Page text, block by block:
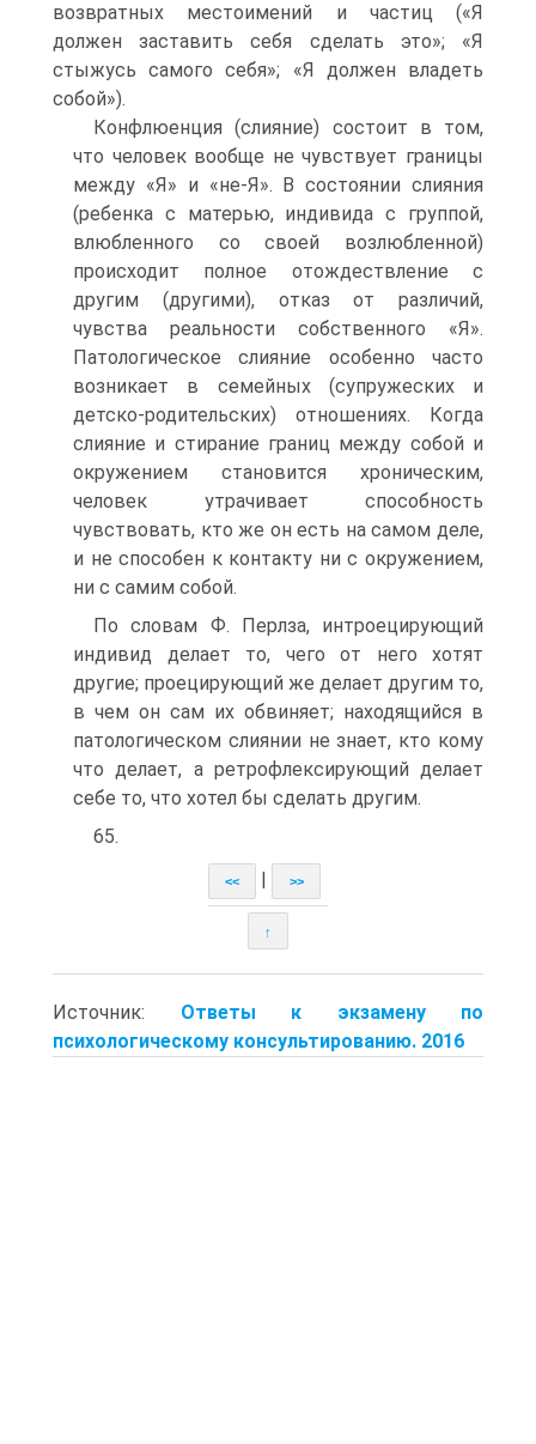
возвратных местоимений и частиц («Я
должен заставить себя сделать это»; «Я
стыжусь самого себя»; «Я должен владеть
собой»).
Конфлюенция (слияние) состоит в том,
что человек вообще не чувствует границы
между «Я» и «не-Я». В состоянии слияния
(ребенка с матерью, индивида с группой,
влюбленного со своей возлюбленной)
происходит полное отождествление с
другим (другими), отказ от различий,
чувства реальности собственного «Я».
Патологическое слияние особенно часто
возникает в семей­ных (супружеских и
детско-родительских) отношениях. Когда
слияние и стирание границ между собой и
окружением становит­ся хроническим,
человек утрачивает способность
чувствовать, кто же он есть на самом деле,
и не способен к контакту ни с окруже­нием,
ни с самим собой.
По словам Ф. Перлза, интроецирующий
индивид делает то, чего от него хотят
другие; проецирующий же делает другим то,
в чем он сам их обвиняет; находящийся в
патологическом слиянии не знает, кто кому
что делает, а ретрофлексирующий делает
себе то, что хотел бы сделать другим.
65.
<< >>
↑
Источник: Ответы к экзамену по
психологическому консультированию. 2016